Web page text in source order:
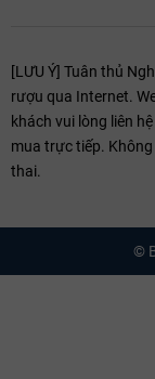
[LƯU Ý] Tuân thủ
rượu qua Internet.
khách vui lòng liên
mua trực tiếp.
thai.
©